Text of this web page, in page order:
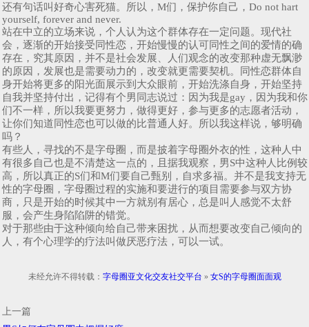
还有句话叫好奇心害死猫。所以，M们，保护你自己，Do not hart
yourself, forever and never.
站在中立的立场来说，个人认为这个群体存在一定问题。现代社
会，逐渐的开始接受同性恋，开始慢慢的认可同性之间的爱情的确
存在，究其原因，并不是社会发展、人们观念的改变那种虚无飘渺
的原因，发展也是需要动力的，改变就更需要契机。同性恋群体自
身开始将更多的阳光面展示到大众眼前，开始洗涤自身，开始坚持
自我并坚持付出，记得有个男同志说过：因为我是gay，因为我和你
们不一样，所以我要更努力，做得更好，参与更多的志愿者活动，
让你们知道同性恋也可以做的比普通人好。所以我这样说，够明确
吗？
有些人，寻找的不是字母圈，而是披着字母圈外衣的性，这种人中
有很多自己也是不清楚这一点的，且据我观察，男S中这种人比例较
高，所以真正的S们和M们要自己甄别，自求多福。并不是我支持无
性的字母圈，字母圈过程的实施和要进行的项目需要参与双方协
商，只是开始的时候其中一方就别有居心，总是叫人感觉不太舒
服，会产生身陷陷阱的错觉。
对于那些由于这种倾向给自己带来困扰，从而想要改变自己倾向的
人，有个心理学的疗法叫做厌恶疗法，可以一试。
未经允许不得转载： 字母圈亚文化交友社交平台 » 女S的字母圈面面观
上一篇